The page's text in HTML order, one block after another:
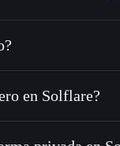
en Solflare?